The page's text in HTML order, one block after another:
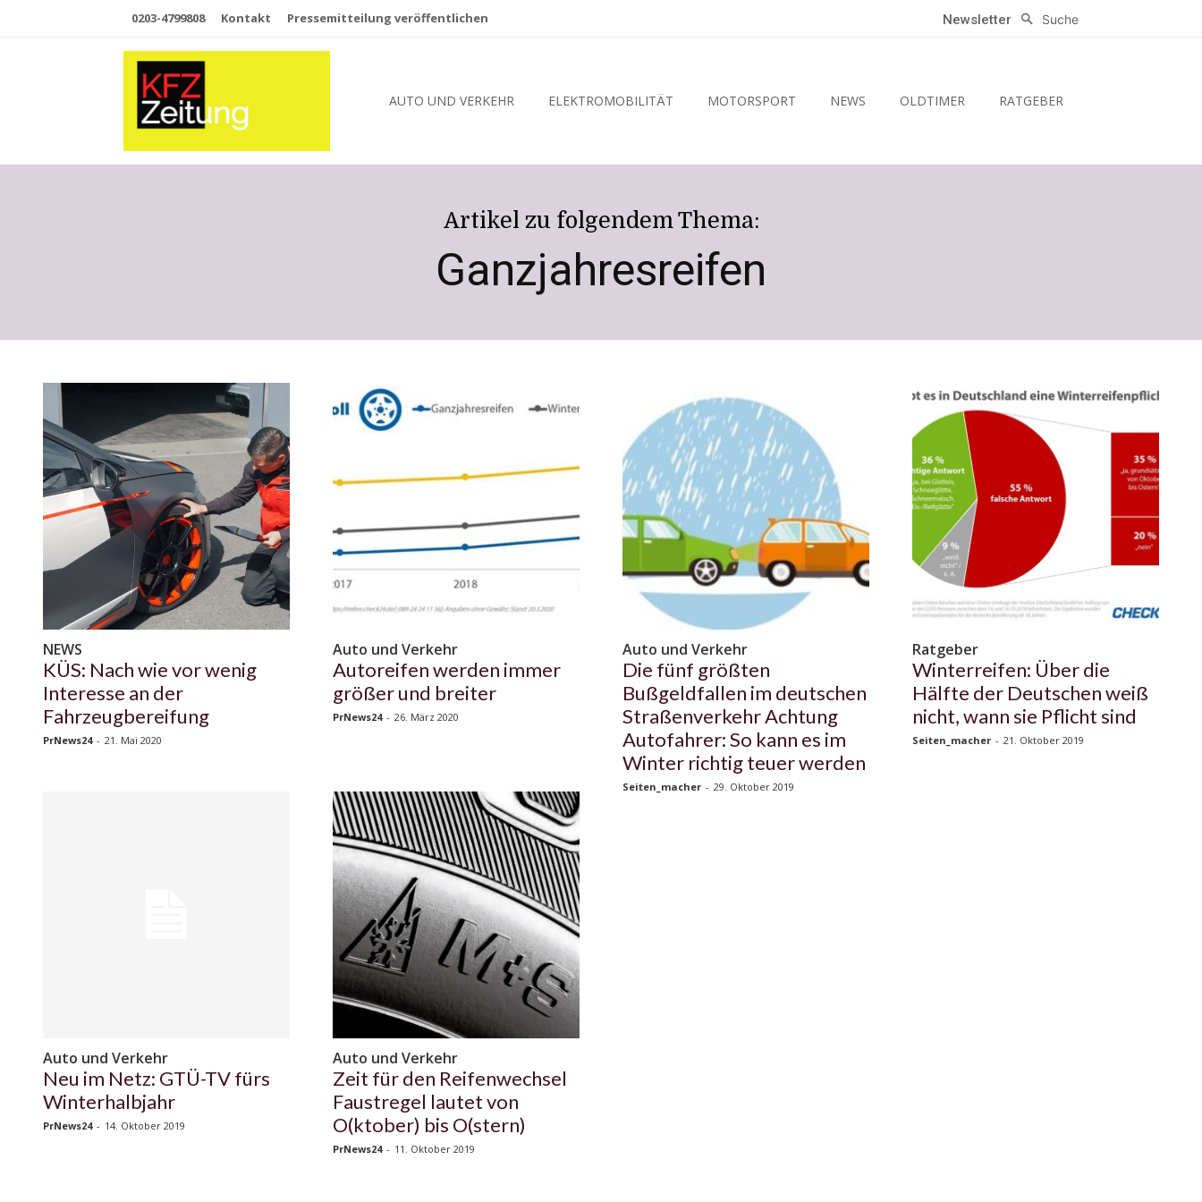
0203-4799808 Kontakt Pressemitteilung veröffentlichen Newsletter Suche
AUTO UND VERKEHR ELEKTROMOBILITÄT MOTORSPORT NEWS OLDTIMER RATGEBER
Artikel zu folgendem Thema:
Ganzjahresreifen
NEWS
KÜS: Nach wie vor wenig
Interesse an der
Fahrzeugbereifung
PrNews24 - 21. Mai 2020
Auto und Verkehr
Autoreifen werden immer
größer und breiter
PrNews24 - 26. März 2020
Auto und Verkehr
Die fünf größten
Bußgeldfallen im deutschen
Straßenverkehr Achtung
Autofahrer: So kann es im
Winter richtig teuer werden
Seiten_macher - 29. Oktober 2019
Ratgeber
Winterreifen: Über die
Hälfte der Deutschen weiß
nicht, wann sie Pflicht sind
Seiten_macher - 21. Oktober 2019
Auto und Verkehr
Neu im Netz: GTÜ-TV fürs
Winterhalbjahr
PrNews24 - 14. Oktober 2019
Auto und Verkehr
Zeit für den Reifenwechsel
Faustregel lautet von
O(ktober) bis O(stern)
PrNews24 - 11. Oktober 2019